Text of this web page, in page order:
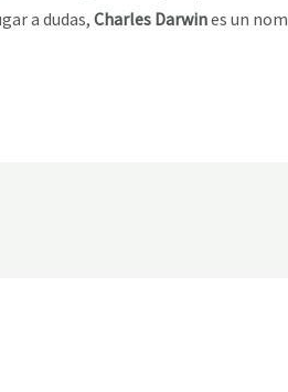
a dudas, Charles Darwines un